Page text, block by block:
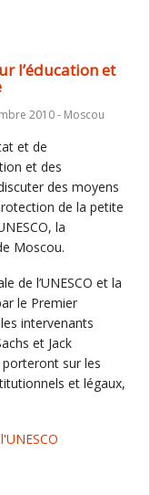
l’éducation et
2010 - Moscou
et de
et des
des moyens
de la petite
la
Moscou.
de l’UNESCO et la
le Premier
intervenants
et Jack
sur les
et légaux,